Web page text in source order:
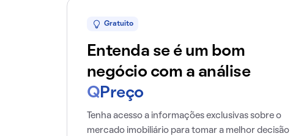
Gratuito
Entenda se é um bom
negócio com a análise
Q Preço
Tenha acesso a informações exclusivas sobre o
mercado imobiliário para tomar a melhor decisão